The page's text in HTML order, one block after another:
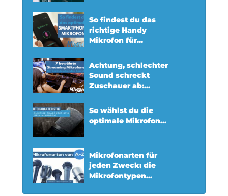
So findest du das
richtige Handy
Mikrofon für...
Achtung, schlechter
Sound schreckt
Zuschauer ab:...
So wählst du die
optimale Mikrofon...
Mikrofonarten für
jeden Zweck: die
Mikrofontypen...